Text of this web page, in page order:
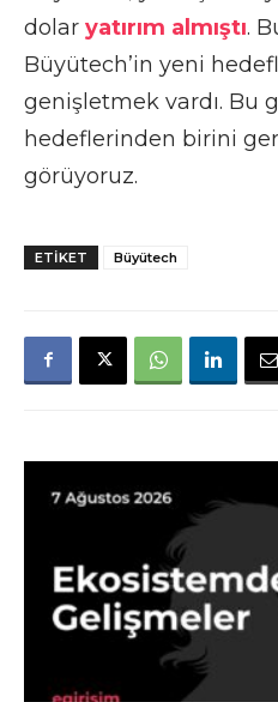
dolar yatırım almıştı.
Büyütech’in yeni
genişletmek vardı. Bu
hedeflerinden birini
görüyoruz.
ETIKET Büyütech